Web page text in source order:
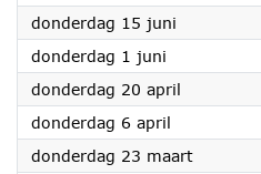
donderdag 15 juni
donderdag 1 juni
donderdag 20 april
donderdag 6 april
donderdag 23 maart2023